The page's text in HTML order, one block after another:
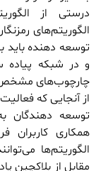
درستی از
الگوریتم‌های
توسعه دهنده باید
و در شبکه پیاده
چارچوب‌های مشخص
از آنجایی که
توسعه دهندگان
همکاری کاربران
الگوریتم‌ها
مقابل از بلاکچین